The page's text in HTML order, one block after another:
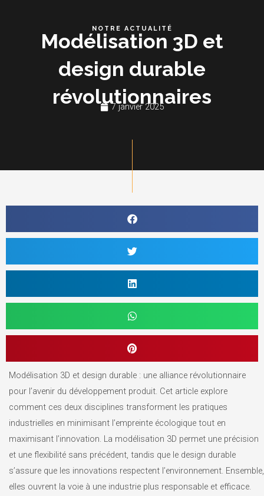
NOTRE ACTUALITÉ
Modélisation 3D et
design durable
révolutionnaires
7 janvier 2025
Modélisation 3D et design durable : une alliance révolutionnaire
pour l’avenir du développement produit. Cet article explore
comment ces deux disciplines transforment les pratiques
industrielles en minimisant l’empreinte écologique tout en
maximisant l’innovation. La modélisation 3D permet une précision
et une flexibilité sans précédent, tandis que le design durable
s’assure que les innovations respectent l’environnement. Ensemble,
elles ouvrent la voie à une industrie plus responsable et efficace.